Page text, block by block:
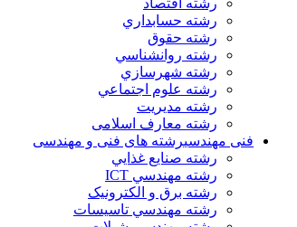
رشته اقتصاد
رشته حسابداري
رشته حقوق
رشته روانشناسي
رشته شهرسازي
رشته علوم اجتماعي
رشته مديريت
رشته معارف اسلامی
فنی مهندسیرشته های فنی و مهندسی
رشته صنايع غذايي
رشته مهندسي ICT
رشته برق و الکترونيک
رشته مهندسي تاسيسات